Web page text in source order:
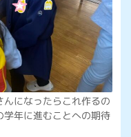
んになったらこれ作るの
年に進むことへの期待